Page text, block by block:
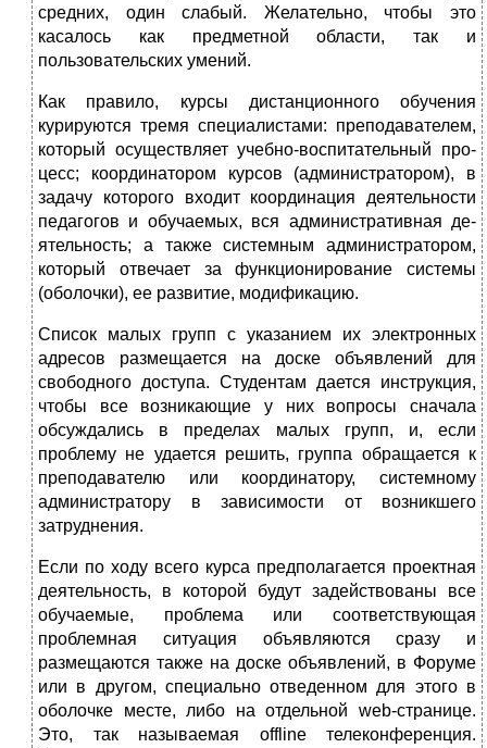
средних, один слабый. Желательно, чтобы это
касалось как предметной области, так и
пользователь­ских умений.
Как правило, курсы дистанционного обучения
курируются тремя специа­листами: преподавателем,
который осуществляет учебно-воспитательный про­
цесс; координатором курсов (администратором), в
задачу которого входит координация деятельности
педагогов и обучаемых, вся административная де­
ятельность; а также системным администратором,
который отвечает за функ­ционирование системы
(оболочки), ее развитие, модификацию.
Список малых групп с указанием их электронных
адресов размещается на доске объявлений для
свободного доступа. Студентам дается инструкция,
что­бы все возникающие у них вопросы сначала
обсуждались в пределах малых групп, и, если
проблему не удается решить, группа обращается к
преподава­телю или координатору, системному
администратору в зависимости от воз­никшего
затруднения.
Если по ходу всего курса предполагается проектная
деятельность, в которой будут задействованы все
обучаемые, проблема или соответствующая
проблем­ная ситуация объявляются сразу и
размещаются также на доске объявлений, в Форуме
или в другом, специально отведенном для этого в
оболочке месте, либо на отдельной web-странице.
Это, так называемая offline телеконференция.